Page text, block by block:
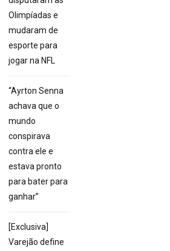
Olimpíadas e
mudaram de
esporte para
jogar na NFL
“Ayrton Senna
achava que o
mundo
conspirava
contra ele e
estava pronto
para bater para
ganhar”
[Exclusiva]
Varejão define